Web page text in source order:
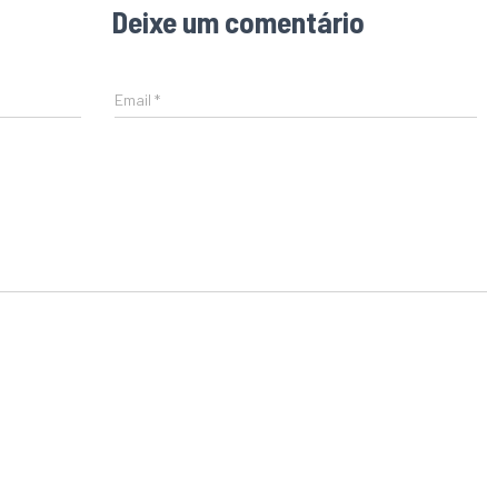
Deixe um comentário
Email*